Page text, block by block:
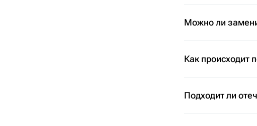
Можно ли
Как происходит
Подходит ли